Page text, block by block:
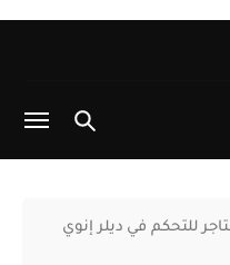
للتحكم في ديلر إنوي